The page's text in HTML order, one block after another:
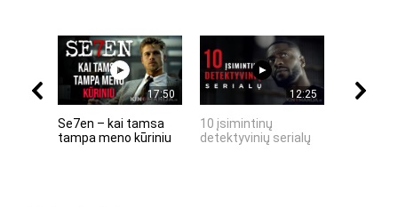
17:50
Se7en – kai tamsa
tampa meno kūriniu
12:25
10 įsimintinų
detektyvinių serialų